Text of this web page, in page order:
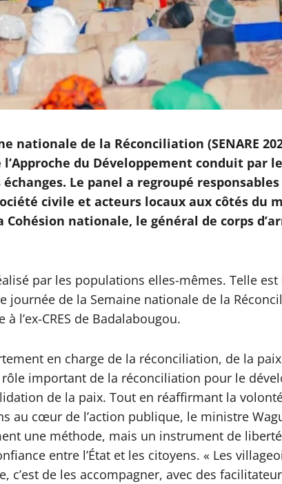
nationale de la Réconciliation (SENARE
du Développement conduit par
Le panel a regroupé responsables
civile et acteurs locaux aux côtés du
nationale, le général de corps
par les populations elles-mêmes. Telle est
journée de la Semaine nationale de la
l’ex-CRES de Badalabougou.
en charge de la réconciliation, de la
important de la réconciliation pour le
de la paix. Tout en réaffirmant la
au cœur de l’action publique, le ministre
une méthode, mais un instrument de
entre l’État et les citoyens. « Les
c’est de les accompagner, avec des